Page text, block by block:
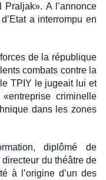
A l’annonce
a interrompu en
de la république
combats contre la
TPIY le jugeait lui et
criminelle
dans les zones
diplômé de
du théâtre de
à l’origine d’un des